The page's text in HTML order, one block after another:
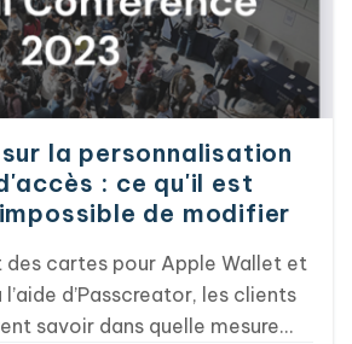
en septembre.
la personnalisation
: ce qu'il est
de modifier
des cartes pour Apple Wallet et
d’Passcreator, les clients
savoir dans quelle mesure